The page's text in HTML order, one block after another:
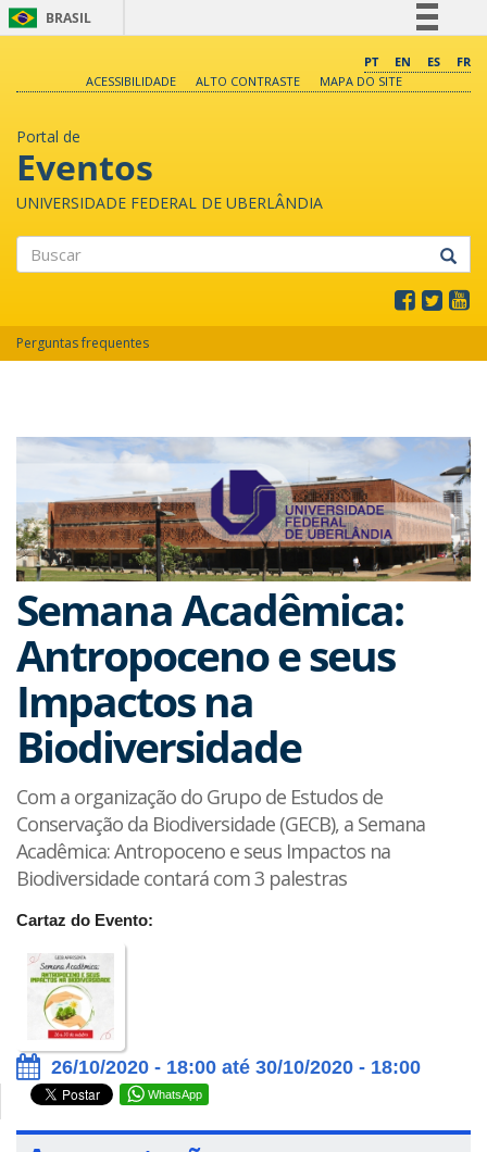
BRASIL
Comunica BR
PT EN ES
FR
ACESSIBILIDADE
ALTO CONTRASTE MAPA DO SITE
Portal de
Eventos
UNIVERSIDADE FEDERAL DE UBERLÂNDIA
Perguntas frequentes
Semana Acadêmica:
Antropoceno e seus
Impactos na
Biodiversidade
Com a organização do Grupo de Estudos de
Conservação da Biodiversidade (GECB), a Semana
Acadêmica: Antropoceno e seus Impactos na
Biodiversidade contará com 3 palestras
Cartaz do Evento:
26/10/2020 - 18:00 até 30/10/2020 - 18:00
WhatsApp